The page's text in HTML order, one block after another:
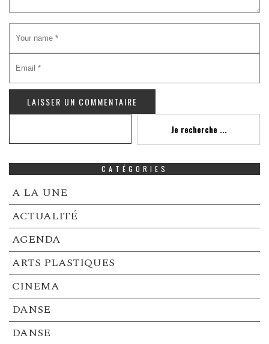
Je recherche ...
CATÉGORIES
A LA UNE
ACTUALITÉ
AGENDA
ARTS PLASTIQUES
CINEMA
DANSE
DANSE